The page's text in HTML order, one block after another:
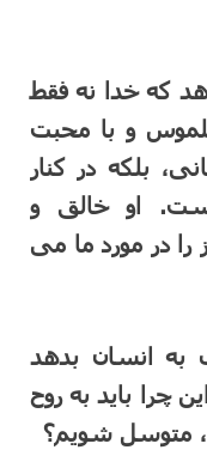
که خدا نه فقط
و با محبت
بلکه در کنار
او خالق و
در مورد ما می
به انسان بدهد
آیه ۳). بنابراین چرا باید به روح
متوسل شویم؟